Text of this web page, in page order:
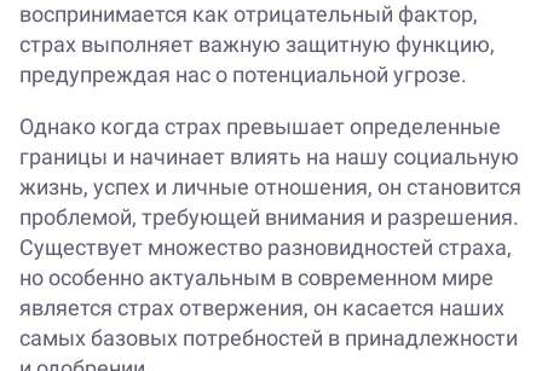
воспринимается как отрицательный фактор,
страх выполняет важную защитную функцию,
предупреждая нас о потенциальной угрозе.
Однако когда страх превышает определенные
границы и начинает влиять на нашу социальную
жизнь, успех и личные отношения, он становится
проблемой, требующей внимания и разрешения.
Существует множество разновидностей страха,
но особенно актуальным в современном мире
является страх отвержения, он касается наших
самых базовых потребностей в принадлежности